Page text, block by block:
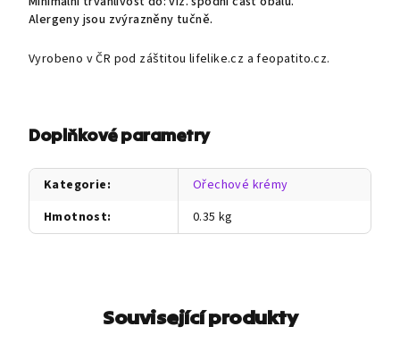
Alergeny jsou zvýrazněny tučně.
Vyrobeno v ČR pod záštitou lifelike.cz a feopatito.cz.
Doplňkové parametry
Kategorie:
Ořechové krémy
Hmotnost: 0.35 kg
Související produkty